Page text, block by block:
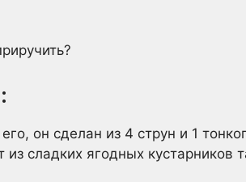
он сделан из 4 струн и 1
сладких ягодных кустарников